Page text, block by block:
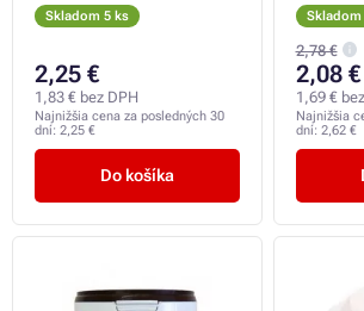
Skladom 5 ks
2,25 €
1,83 € bez DPH
Najnižšia cena za posledných 30
dní: 2,25 €
Do košíka
Skladom
2,78 €
2,08 €
1,69 €
Najnižšia
dní: 2,62 €